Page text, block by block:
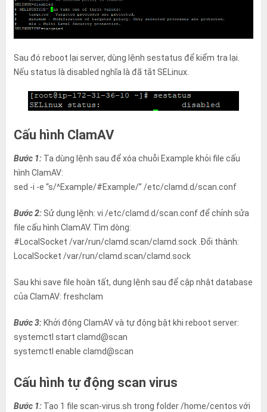
Sau đó reboot lại server, dùng lệnh sestatus để kiểm tra lại.
Nếu status là disabled nghĩa là đã tắt SELinux.
Cấu hình ClamAV
Bước 1:Ta dùng lệnh sau để xóa chuỗi Example khỏi file cấu
hình ClamAV:
sed -i -e “s/^Example/#Example/” /etc/clamd.d/scan.conf
Bước 2:Sử dụng lệnh: vi /etc/clamd.d/scan.conf để chỉnh sửa
file cấu hình ClamAV. Tìm dòng:
#LocalSocket /var/run/clamd.scan/clamd.sock .Đổi thành:
LocalSocket /var/run/clamd.scan/clamd.sock
Sau khi save file hoàn tất, dung lệnh sau để cập nhật database
của ClamAV: freshclam
Bước 3:Khởi động ClamAV và tự động bật khi reboot server:
systemctl start clamd@scan
systemctl enable clamd@scan
Cấu hình tự động scan virus
Bước 1:Tạo 1 file scan-virus.sh trong folder /home/centos với